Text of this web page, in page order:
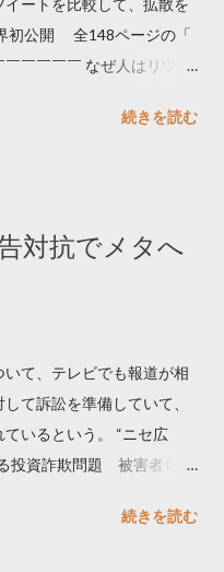
ートを比較して、拡散を
初公開 全148ページの「
￣￣￣￣ なぜ人はリツイ
ツイート ー 人は16の熱量
ja/insights/kakusan
続きを読む
対抗でメタへ
て、テレビでも報道が相
て訴訟を準備していて、
いるという。 “ニセ広
投資詐欺問題 被害者らが
なぜなくならな
続きを読む